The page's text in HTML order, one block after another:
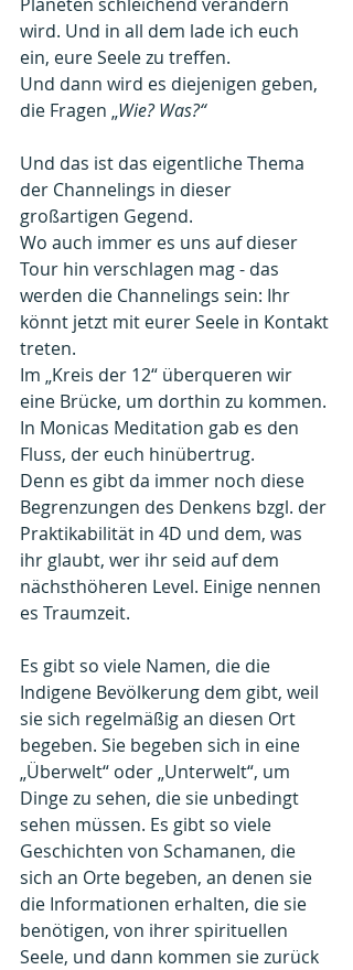
wird. Und in all dem lade ich euch
ein, eure Seele zu treffen.
Und dann wird es diejenigen geben,
die Fragen „Wie? Was?“
Und das ist das eigentliche Thema
der Channelings in dieser
großartigen Gegend.
Wo auch immer es uns auf dieser
Tour hin verschlagen mag - das
werden die Channelings sein: Ihr
könnt jetzt mit eurer Seele in Kontakt
treten.
Im „Kreis der 12“ überqueren wir
eine Brücke, um dorthin zu kommen.
In Monicas Meditation gab es den
Fluss, der euch hinübertrug.
Denn es gibt da immer noch diese
Begrenzungen des Denkens bzgl. der
Praktikabilität in 4D und dem, was
ihr glaubt, wer ihr seid auf dem
nächsthöheren Level. Einige nennen
es Traumzeit.
Es gibt so viele Namen, die die
Indigene Bevölkerung dem gibt, weil
sie sich regelmäßig an diesen Ort
begeben. Sie begeben sich in eine
„Überwelt“ oder „Unterwelt“, um
Dinge zu sehen, die sie unbedingt
sehen müssen. Es gibt so viele
Geschichten von Schamanen, die
sich an Orte begeben, an denen sie
die Informationen erhalten, die sie
benötigen, von ihrer spirituellen
Seele, und dann kommen sie zurück